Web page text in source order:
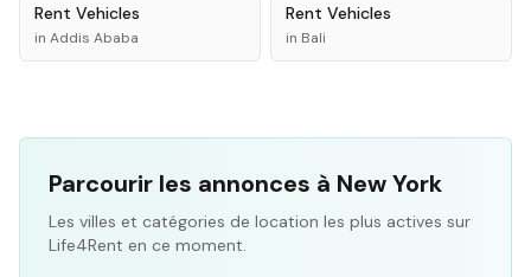
Rent Vehicles
in Addis Ababa
Rent Vehicles
in Bali
Parcourir les annonces à New York
Les villes et catégories de location les plus actives sur
Life4Rent en ce moment.